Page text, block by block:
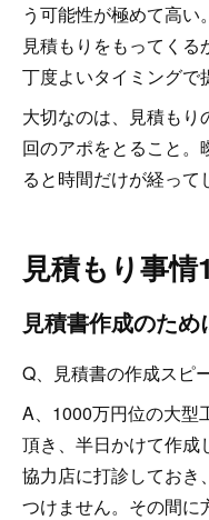
う可能性が極めて高
見積もりをもってくる
丁度よいタイミングで
大切なのは、見積もり
回のアポをとること
ると時間だけが経って
見積もり事情
見積書作成のた
Q、見積書の作成スピ
A、1000万円位の大型
頂き、半日かけて作成
協力店に打診しておき
つけません。その間に